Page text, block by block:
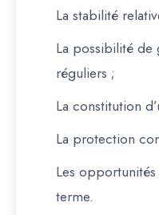
La stabilité
La possibilité de
réguliers ;
La constitution
La protection
Les
terme.